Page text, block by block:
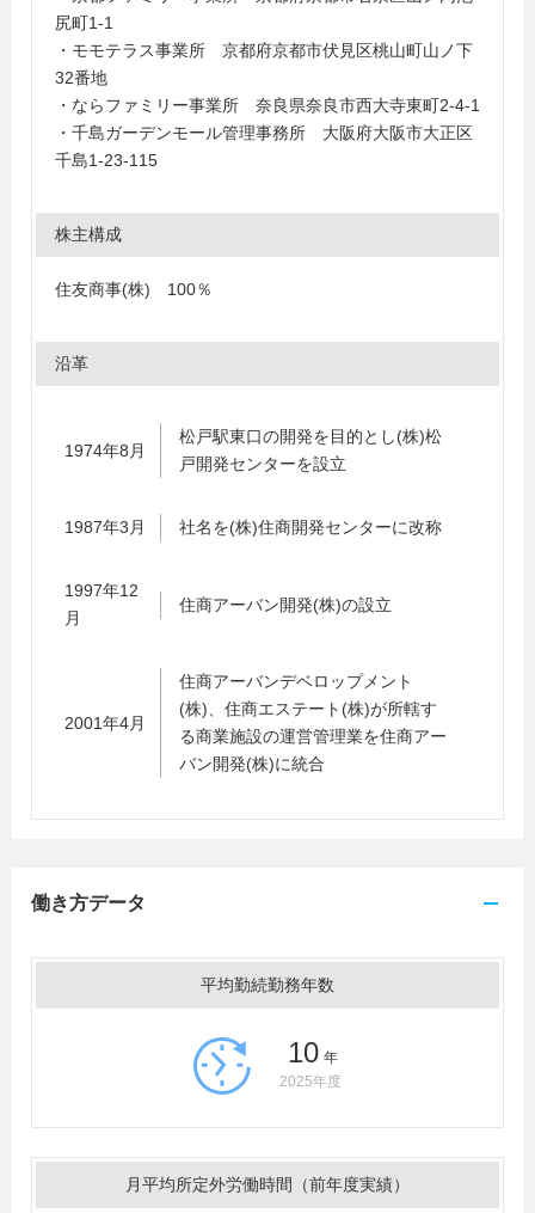
尻町1-1
・モモテラス事業所 京都府京都市伏見区桃山町山ノ下
32番地
・ならファミリー事業所 奈良県奈良市西大寺東町2-4-1
・千島ガーデンモール管理事務所 大阪府大阪市大正区
千島1-23-115
株主構成
住友商事(株) 100％
沿革
1974年8月
松戸駅東口の開発を目的とし(株)松
戸開発センターを設立
1987年3月 社名を(株)住商開発センターに改称
1997年12
月
住商アーバン開発(株)の設立
2001年4月
住商アーバンデベロップメント
(株)、住商エステート(株)が所轄す
る商業施設の運営管理業を住商アー
バン開発(株)に統合
働き方データ
平均勤続勤務年数
10 年
2025年度
月平均所定外労働時間（前年度実績）